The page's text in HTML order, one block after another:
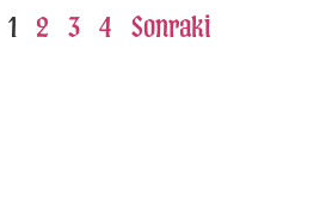
1 2 3 4 Sonraki